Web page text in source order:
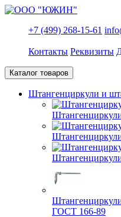
+7 (499) 268-15-61
Контакты Реквизиты
Каталог товаров
Штангенциркули и
ГОСТ 166-89